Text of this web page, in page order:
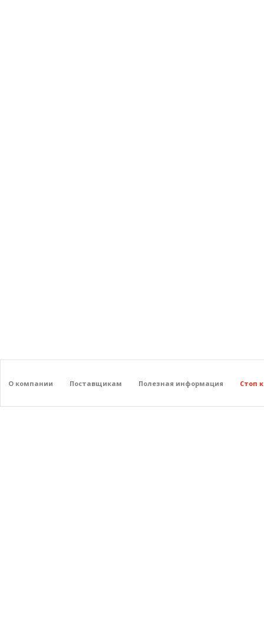
О компании Поставщикам Полезная информация Стоп